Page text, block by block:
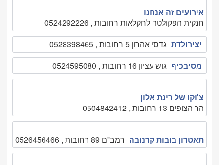
אירועים זה אנחנו
חנקית הפקולטה לחקלאות רחובות , 0524292226
יצירולדת גדסי אהרון 5 רחובות , 0528398465
מסיבכיף גוש עציון 16 רחובות , 0524595080
צ'וקו של רינת אלון
הר הצופים 13 רחובות , 0504842412
תאטרון בובות קרנובה רמב''ם 89 רחובות , 0526456466